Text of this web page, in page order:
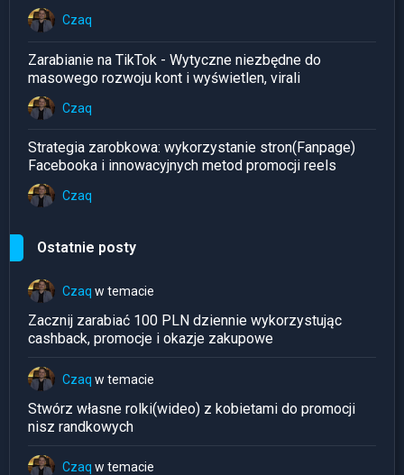
Czaq
Zarabianie na TikTok - Wytyczne niezbędne do
masowego rozwoju kont i wyświetlen, virali
Czaq
Strategia zarobkowa: wykorzystanie stron(Fanpage)
Facebooka i innowacyjnych metod promocji reels
Czaq
Ostatnie posty
Czaq w temacie
Zacznij zarabiać 100 PLN dziennie wykorzystując
cashback, promocje i okazje zakupowe
Czaq w temacie
Stwórz własne rolki(wideo) z kobietami do promocji
nisz randkowych
Czaq w temacie